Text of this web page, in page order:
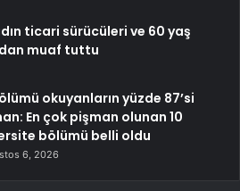
ticari sürücüleri ve 60 yaş
muaf tuttu
okuyanların yüzde 87’si
En çok pişman olunan 10
bölümü belli oldu
6, 2026